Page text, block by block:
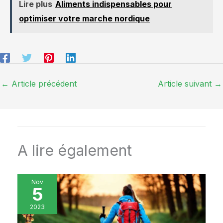
couche garantit
côtés. La structure de la
l'arrière améliorent
protection repose
de yoga sont de poids
emportés partout,
convenant aussi bien aux
hommes qu'aux
femmes. Une sangle est
Physio sont dotés d'un
amorti de qualité
entraînements sans
évaluations de milliers de
clients satisfaits ci-
Notre tapis pilates est
livré avec une sangle de
transport gratuite
enroulée à l'intérieur, ce
qui le rend idéal pour une
Lire plus Aliments indispensables pour
optimiser votre marche nordique
← Article précédent Article suivant →
A lire également
Nov
5
2023